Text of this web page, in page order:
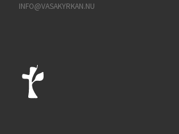
INFO@VASAKYRKAN.NU